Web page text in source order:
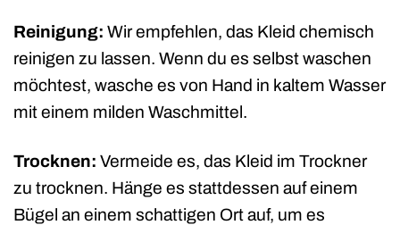
Reinigung: Wir empfehlen, das Kleid chemisch
reinigen zu lassen. Wenn du es selbst waschen
möchtest, wasche es von Hand in kaltem Wasser
mit einem milden Waschmittel.
Trocknen: Vermeide es, das Kleid im Trockner
zu trocknen. Hänge es stattdessen auf einem
Bügel an einem schattigen Ort auf, um es